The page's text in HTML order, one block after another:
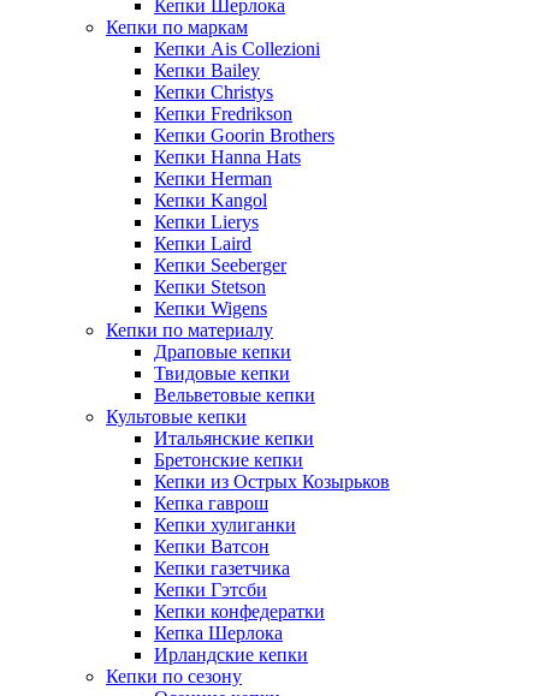
Кепки Шерлока
Кепки по маркам
Кепки Ais Collezioni
Кепки Bailey
Кепки Christys
Кепки Fredrikson
Кепки Goorin Brothers
Кепки Hanna Hats
Кепки Herman
Кепки Kangol
Кепки Lierys
Кепки Laird
Кепки Seeberger
Кепки Stetson
Кепки Wigens
Кепки по материалу
Драповые кепки
Твидовые кепки
Вельветовые кепки
Культовые кепки
Итальянские кепки
Бретонские кепки
Кепки из Острых Козырьков
Кепка гаврош
Кепки хулиганки
Кепки Ватсон
Кепки газетчика
Кепки Гэтсби
Кепки конфедератки
Кепка Шерлока
Ирландские кепки
Кепки по сезону